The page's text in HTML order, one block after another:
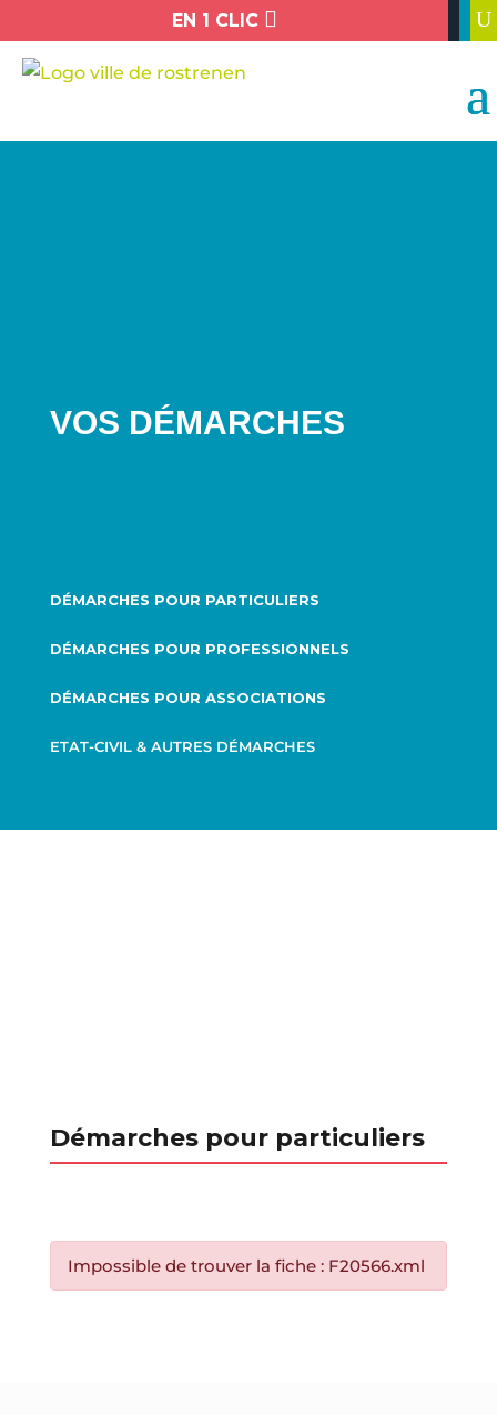
EN 1 CLIC  U
VOS DÉMARCHES
DÉMARCHES POUR PARTICULIERS
DÉMARCHES POUR PROFESSIONNELS
DÉMARCHES POUR ASSOCIATIONS
ETAT-CIVIL & AUTRES DÉMARCHES
Démarches pour particuliers
Impossible de trouver la fiche : F20566.xml